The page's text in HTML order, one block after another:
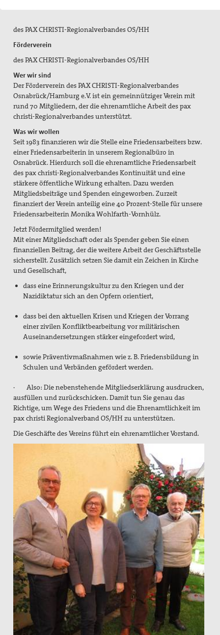
Veröffentlichungen
PaxpOSt
Arbeitshilfe zum Ersten Weltkrieg
Kontakt
Kriegsdienstverweigerung
Suche
des PAX CHRISTI-Regionalverbandes OS/HH
Förderverein
des PAX CHRISTI-Regionalverbandes OS/HH
Wer wir sind
Der Förderverein des PAX CHRISTI-Regionalverbandes
Osnabrück/Hamburg e.V. ist ein gemeinnütziger Verein mit
rund 70 Mitgliedern, der die ehrenamtliche Arbeit des pax
christi-Regionalverbandes unterstützt.
Was wir wollen
Seit 1983 finanzieren wir die Stelle eine Friedensarbeiters bzw.
einer Friedensarbeiterin in unserem Regionalbüro in
Osnabrück. Hierdurch soll die ehrenamtliche Friedensarbeit
des pax christi-Regionalverbandes Kontinuität und eine
stärkere öffentliche Wirkung erhalten. Dazu werden
Mitgliedsbeiträge und Spenden eingeworben. Zurzeit
finanziert der Verein anteilig eine 40 Prozent-Stelle für unsere
Friedensarbeiterin Monika Wohlfarth-Vornhülz.
Jetzt Fördermitglied werden!
Mit einer Mitgliedschaft oder als Spender geben Sie einen
finanziellen Beitrag, der die weitere Arbeit der Geschäftsstelle
sicherstellt. Zusätzlich setzen Sie damit ein Zeichen in Kirche
und Gesellschaft,
dass eine Erinnerungskultur zu den Kriegen und der
Nazidiktatur sich an den Opfern orientiert,
dass bei den aktuellen Krisen und Kriegen der Vorrang
einer zivilen Konfliktbearbeitung vor militärischen
Auseinandersetzungen stärker eingefordert wird,
sowie Präventivmaßnahmen wie z. B. Friedensbildung in
Schulen und Verbänden gefördert werden.
·
Also: Die nebenstehende Mitgliedserklärung ausdrucken,
ausfüllen und zurückschicken. Damit tun Sie genau das
Richtige, um Wege des Friedens und die Ehrenamtlichkeit im
pax christi Regionalverband OS/HH zu unterstützen.
Die Geschäfte des Vereins führt ein ehrenamtlicher Vorstand.